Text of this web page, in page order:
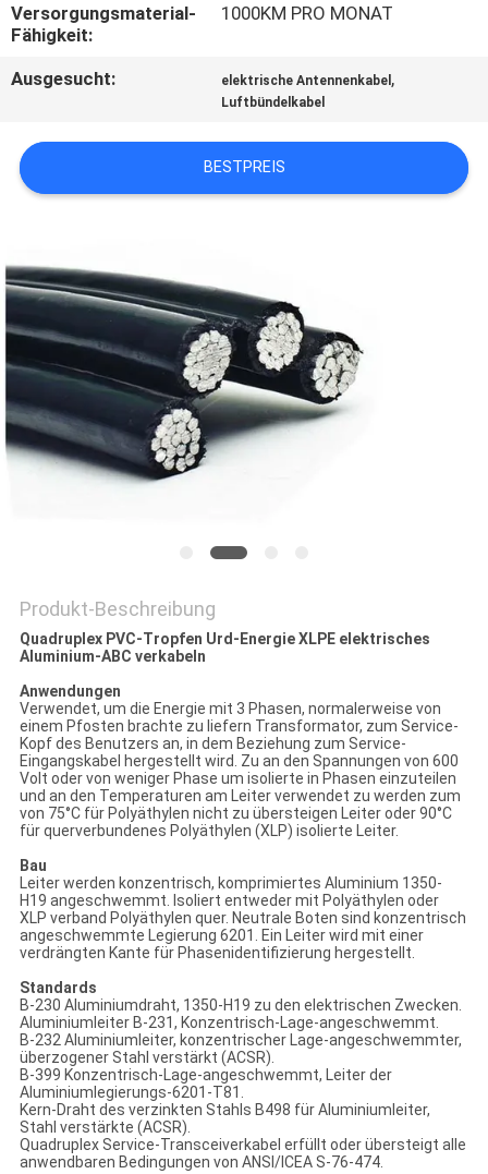
KONTAKT
NACHRICHTEN
BLOG
NEWS
SITEMAP
DATENSCHUTZRICHTLINIE
Versorgungsmaterial-
Fähigkeit:
1000KM PRO MONAT
Ausgesucht: elektrische Antennenkabel ,
Luftbündelkabel
BESTPREIS
Produkt-Beschreibung
Quadruplex PVC-Tropfen Urd-Energie XLPE elektrisches
Aluminium-ABC verkabeln
Anwendungen
Verwendet, um die Energie mit 3 Phasen, normalerweise von
einem Pfosten brachte zu liefern Transformator, zum Service-
Kopf des Benutzers an, in dem Beziehung zum Service-
Eingangskabel hergestellt wird. Zu an den Spannungen von 600
Volt oder von weniger Phase um isolierte in Phasen einzuteilen
und an den Temperaturen am Leiter verwendet zu werden zum
von 75°C für Polyäthylen nicht zu übersteigen Leiter oder 90°C
für querverbundenes Polyäthylen (XLP) isolierte Leiter.
Bau
Leiter werden konzentrisch, komprimiertes Aluminium 1350-
H19 angeschwemmt. Isoliert entweder mit Polyäthylen oder
XLP verband Polyäthylen quer. Neutrale Boten sind konzentrisch
angeschwemmte Legierung 6201. Ein Leiter wird mit einer
verdrängten Kante für Phasenidentifizierung hergestellt.
Standards
B-230 Aluminiumdraht, 1350-H19 zu den elektrischen Zwecken.
Aluminiumleiter B-231, Konzentrisch-Lage-angeschwemmt.
B-232 Aluminiumleiter, konzentrischer Lage-angeschwemmter,
überzogener Stahl verstärkt (ACSR).
B-399 Konzentrisch-Lage-angeschwemmt, Leiter der
Aluminiumlegierungs-6201-T81.
Kern-Draht des verzinkten Stahls B498 für Aluminiumleiter,
Stahl verstärkte (ACSR).
Quadruplex Service-Transceiverkabel erfüllt oder übersteigt alle
anwendbaren Bedingungen von ANSI/ICEA S-76-474.